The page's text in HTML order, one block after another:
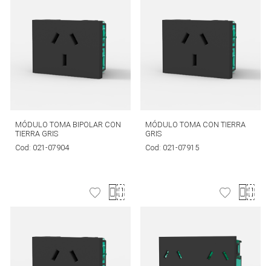
MÓDULO TOMA BIPOLAR CON
TIERRA GRIS
Cod: 021-07904
MÓDULO TOMA CON TIERRA
GRIS
Cod: 021-07915